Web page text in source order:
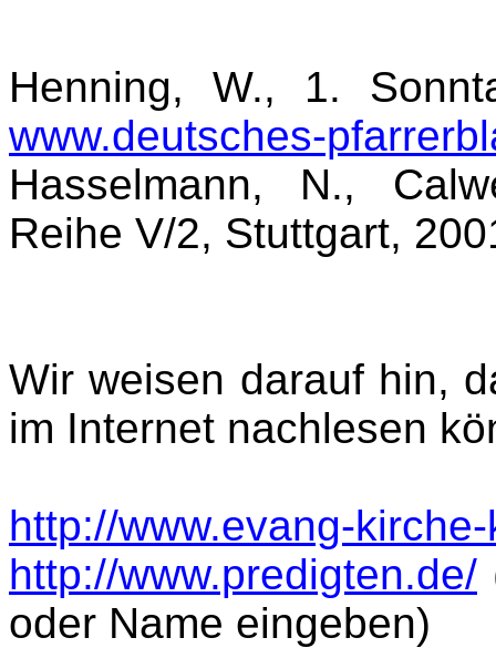
Henning, W., 1.
www.deutsches-
Hasselmann, N.,
Reihe V/2, Stuttgart,
Wir weisen darauf hin,
im Internet nachlesen
http://www.evang-
http://www.predigten.de/
oder Name eingeben)